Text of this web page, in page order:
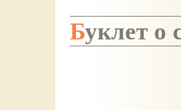
Буклет